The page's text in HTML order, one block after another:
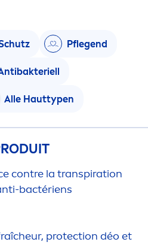
Pflegend
Alle Hauttypen
contre la transpiration
bactériens
protection déo et